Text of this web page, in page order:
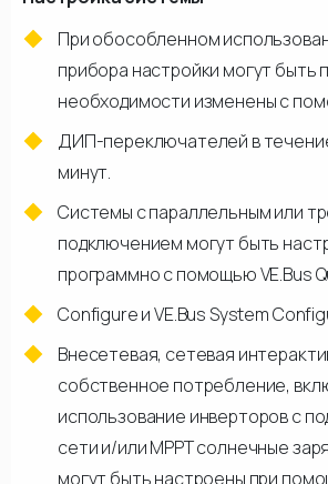
При обособленном
прибора настройки могут быть
необходимости изменены с
ДИП-переключателей в
минут.
Системы с параллельным или
подключением могут быть
программно с помощью VE.Bus
Configure и VE.Bus System
Внесетевая, сетевая
собственное потребление,
использование инверторов с
сети и/или МРРТ солнечные
могут быть настроены при